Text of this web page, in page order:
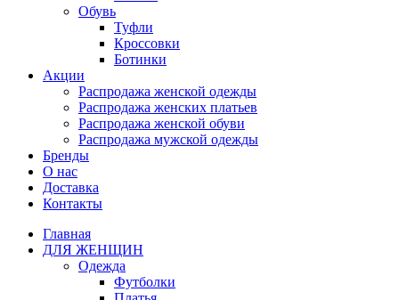
Обувь
Туфли
Кроссовки
Ботинки
Акции
Распродажа женской одежды
Распродажа женских платьев
Распродажа женской обуви
Распродажа мужской одежды
Бренды
О нас
Доставка
Контакты
Главная
ДЛЯ ЖЕНЩИН
Одежда
Футболки